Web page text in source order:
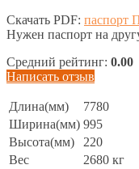
Скачать PDF: паспорт
Нужен паспорт на
Средний рейтинг: 0.00
Написать отзыв
Длина(мм)
7780
Ширина(мм) 995
Высота(мм)
220
Вес
2680 кг